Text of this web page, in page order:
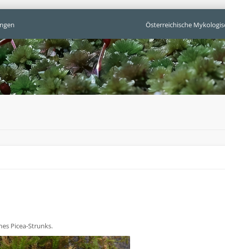
Österreichische
Picea-Strunks.